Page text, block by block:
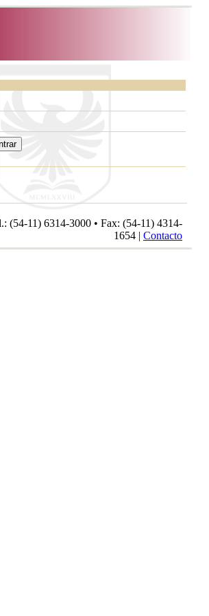
(54-11) 6314-3000 • Fax: (54-11) 4314-
1654 | Contacto